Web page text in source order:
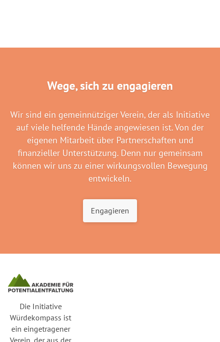
Wege, sich zu engagieren
Wir sind ein gemeinnütziger Verein, der als Initiative
auf viele helfende Hände angewiesen ist. Von der
eigenen Mitarbeit über Partnerschaften und
finanzieller Unterstützung. Denn nur gemeinsam
können wir uns zu einer wirkungsvollen Bewegung
entwickeln.
Engagieren
Die Initiative
Würdekompass ist
ein eingetragener
Verein, der aus der